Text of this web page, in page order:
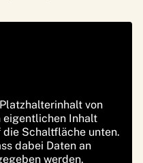
von
eigentlichen Inhalt
Schaltfläche unten.
dabei Daten an
werden.